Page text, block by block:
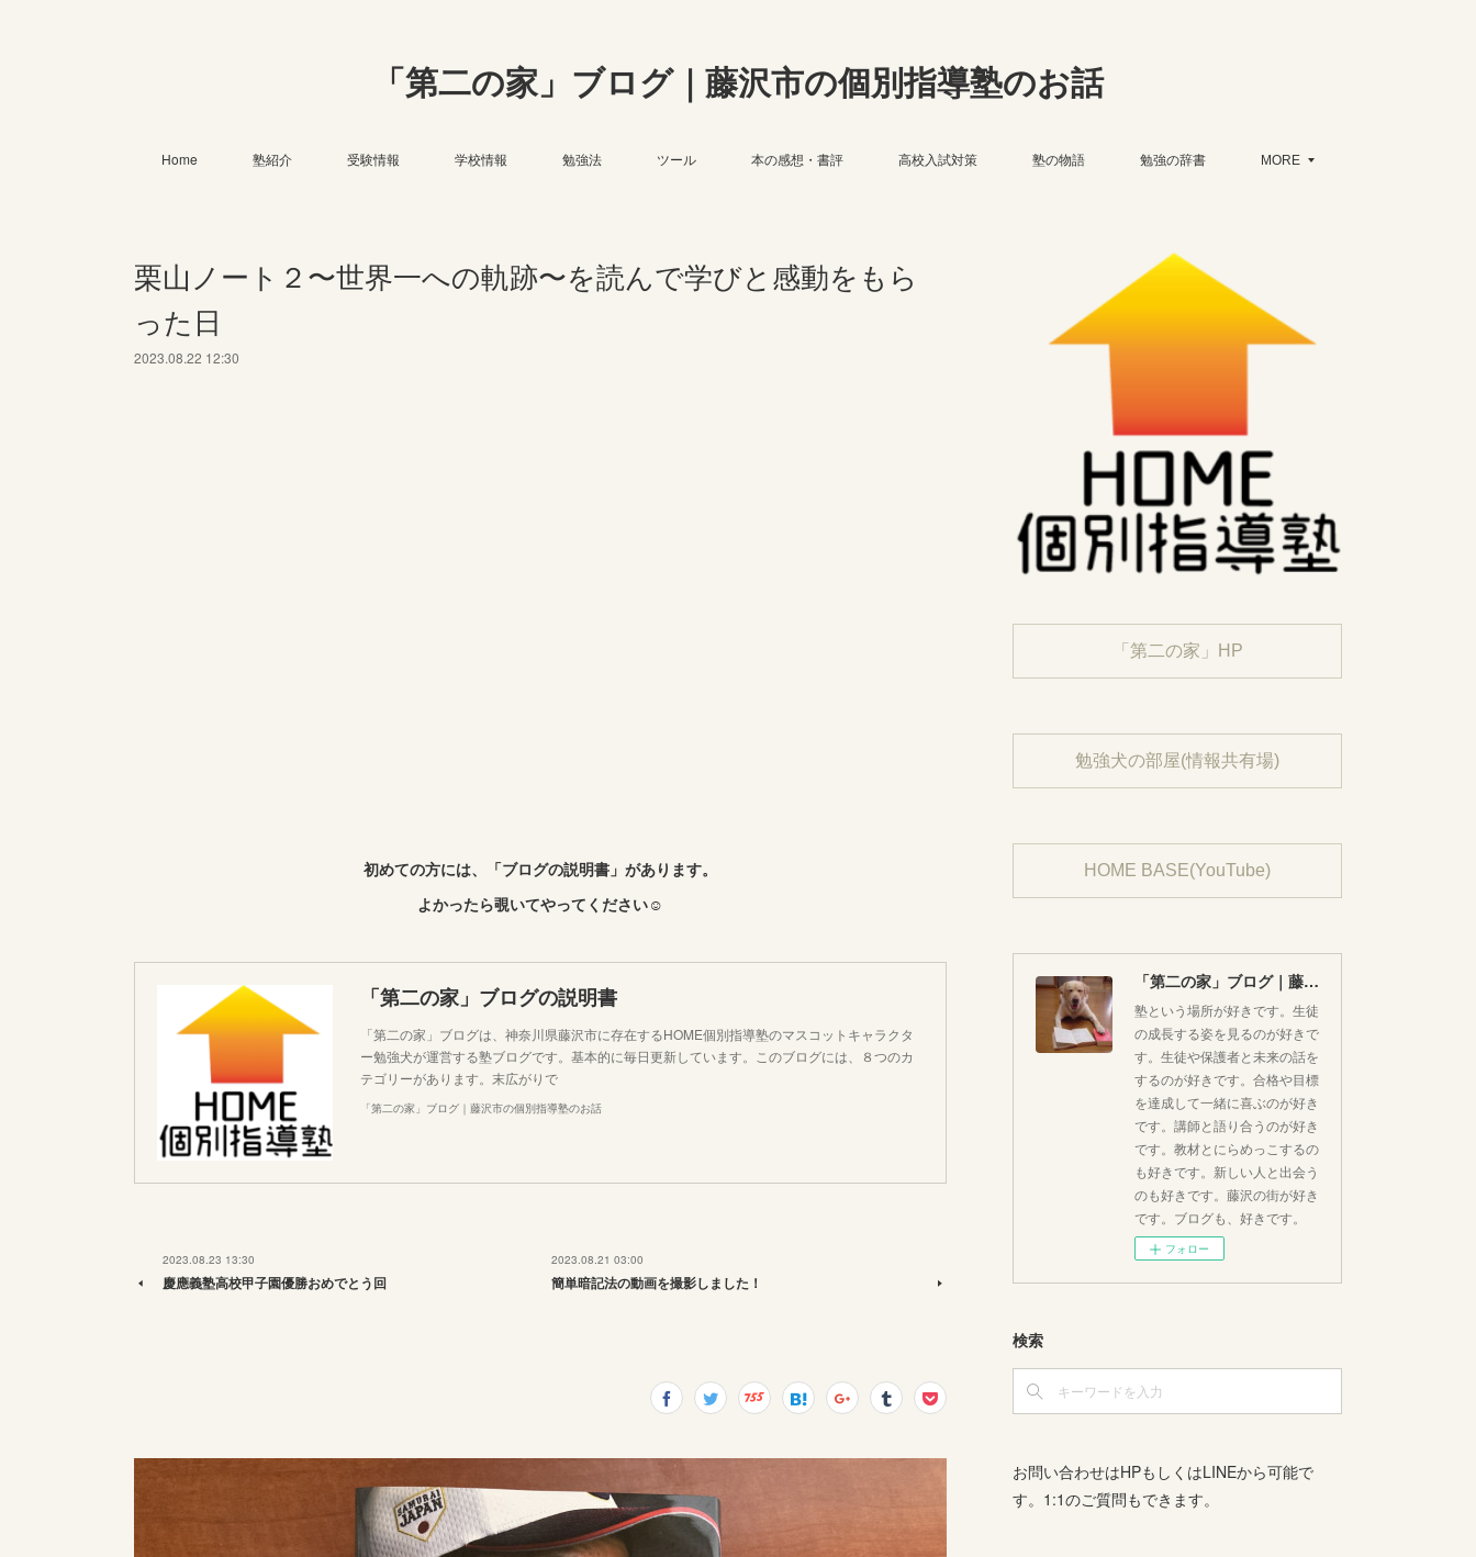
「第二の家」ブログ｜藤沢市の個別指導塾のお話
Home 塾紹介 受験情報 学校情報 勉強法 ツール 本の感想・書評 高校入試対策 塾の物語 勉強の辞書 MORE
栗山ノート２〜世界一への軌跡〜を読んで学びと感動をもら
った日
2023.08.22 12:30
初めての方には、「ブログの説明書」があります。
よかったら覗いてやってください☺︎
「第二の家」ブログの説明書
「第二の家」ブログは、神奈川県藤沢市に存在するHOME個別指導塾のマスコットキャラクタ
ー勉強犬が運営する塾ブログです。基本的に毎日更新しています。このブログには、８つのカ
テゴリーがあります。末広がりで
「第二の家」ブログ｜藤沢市の個別指導塾のお話
2023.08.23 13:30
慶應義塾高校甲子園優勝おめでとう回
2023.08.21 03:00
簡単暗記法の動画を撮影しました！
「第二の家」HP
勉強犬の部屋(情報共有場)
HOME BASE(YouTube)
「第二の家」ブログ｜藤沢市の個別指導塾のお話
塾という場所が好きです。生徒
の成長する姿を見るのが好きで
す。生徒や保護者と未来の話を
するのが好きです。合格や目標
を達成して一緒に喜ぶのが好き
です。講師と語り合うのが好き
です。教材とにらめっこするの
も好きです。新しい人と出会う
のも好きです。藤沢の街が好き
です。ブログも、好きです。
フォロー
検索
お問い合わせはHPもしくはLINEから可能で
す。1:1のご質問もできます。